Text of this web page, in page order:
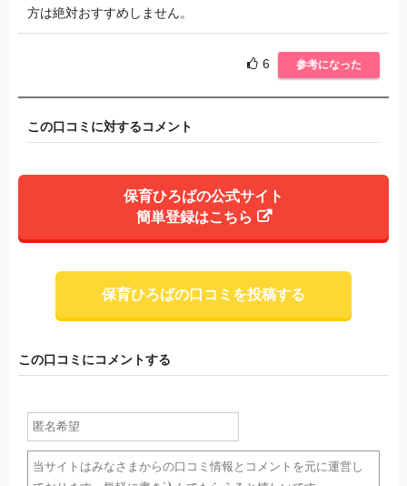
方は絶対おすすめしません。
6 参考になった
この口コミに対するコメント
保育ひろばの公式サイト
簡単登録はこちら
保育ひろばの口コミを投稿する
この口コミにコメントする